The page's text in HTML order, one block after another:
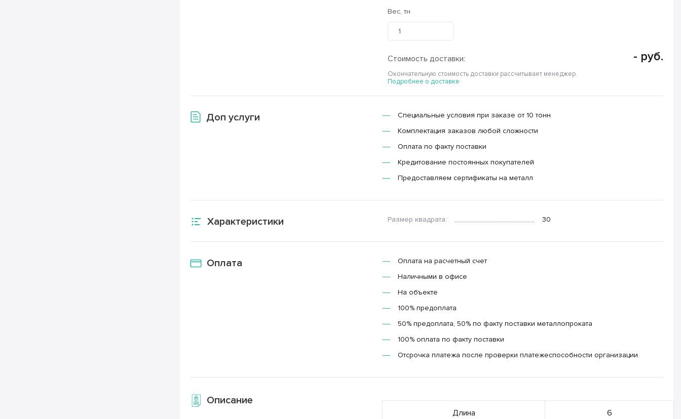
Вес, тн
Стоимость доставки: - руб.
Окончательную стоимость доставки рассчитывает менеджер.
Подробнее о доставке
Доп услуги
Специальные условия при заказе от 10 тонн
Комплектация заказов любой сложности
Оплата по факту поставки
Кредитование постоянных покупателей
Предоставляем сертификаты на металл
Характеристики Размер квадрата: 30
Оплата
Оплата на расчетный счет
Наличными в офисе
На объекте
100% предоплата
50% предоплата, 50% по факту поставки металлопроката
100% оплата по факту поставки
Отсрочка платежа после проверки платежеспособности организации
Описание
Длина 6